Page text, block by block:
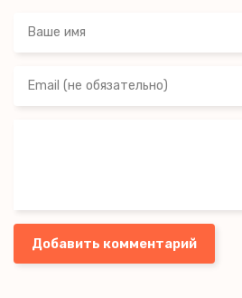
Добавить комментарий